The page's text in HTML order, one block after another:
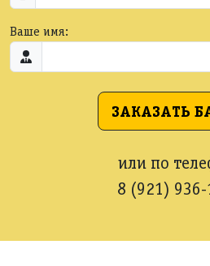
Ваше имя:
ЗАКАЗАТЬ
или по
8 (921)